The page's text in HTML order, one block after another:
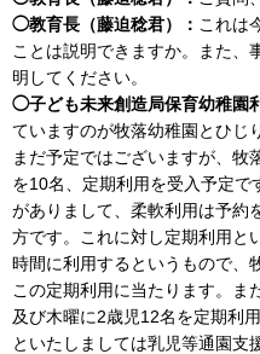
◯教育長（藤迫稔君）： これは
ことは説明できますか。また、
明してください。
◯子ども未来創造局保育幼稚園
ていますのが牧落幼稚園とひじ
まだ予定ではございますが、牧
を10名、定期利用を受入予定
がありまして、柔軟利用は予約
方です。これに対し定期利用と
時間に利用するというもので、
この定期利用に当たります。ま
及び木曜に2歳児12名を定期利
といたしましては乳児等通園支